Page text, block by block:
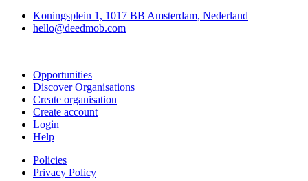
Koningsplein 1, 1017 BB Amsterdam, Nederland
hello@deedmob.com
Opportunities
Discover Organisations
Create organisation
Create account
Login
Help
Policies
Privacy Policy